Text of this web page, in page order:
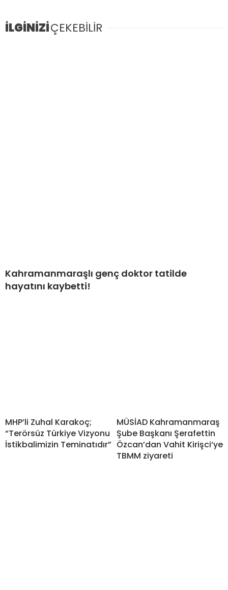
İLGİNİZİÇEKEBİLİR
Kahramanmaraşlı genç doktor tatilde
hayatını kaybetti!
MHP’li Zuhal Karakoç;
“Terörsüz Türkiye Vizyonu
İstikbalimizin Teminatıdır”
MÜSİAD Kahramanmaraş
Şube Başkanı Şerafettin
Özcan’dan Vahit Kirişci’ye
TBMM ziyareti